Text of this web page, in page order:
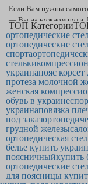
Если Вам нужны самого
— Вы на нужном пути.
какортопедическая
В нашем интернет-
железыв Лисичанске и
осанкибудет
ТОП Категории
ортопедические
ортопедические
спорта
стельки
украинапояс
протеза молочной
женская
обувь в украине
украинаповязка
под заказ
грудной железы
ортопедическая
белье купить
поясничныйкупить
ортопедические
для поясницы